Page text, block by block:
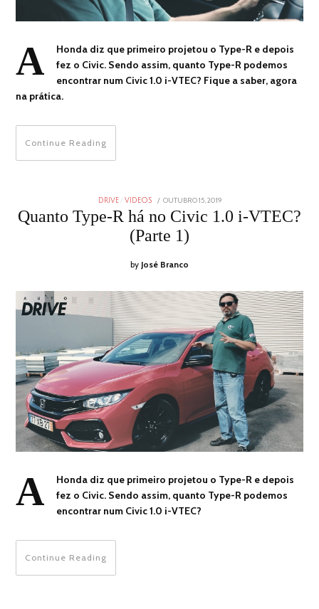
A
Honda diz que primeiro projetou o Type-R e depois
fez o Civic. Sendo assim, quanto Type-R podemos
encontrar num Civic 1.0 i-VTEC? Fique a saber, agora
na prática.
Continue Reading
DRIVE VIDEOS
POSTED
OUTUBRO 15, 2019
17,
2019
Quanto Type-R há no Civic 1.0 i-VTEC?
(Parte 1)
by José Branco
A
Honda diz que primeiro projetou o Type-R e depois
fez o Civic. Sendo assim, quanto Type-R podemos
encontrar num Civic 1.0 i-VTEC?
Continue Reading